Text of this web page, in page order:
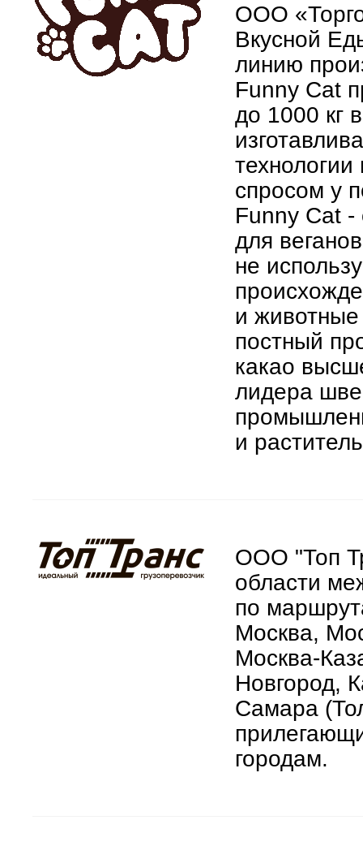
ООО
Вкусной
линию
Funny Cat
до 1000 кг
спросом у
Funny Cat -
для
не
и
постный
какао
лидера
и
ООО "Топ
области
по
Москва,
Москва-
Новгород,
Самара
городам.